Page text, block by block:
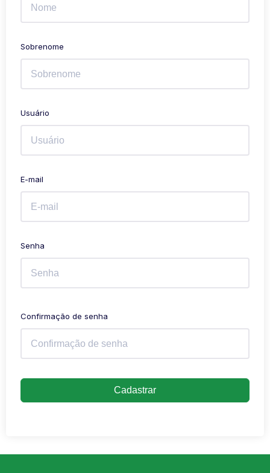
Sobrenome
Usuário
E-mail
Senha
Confirmação de senha
Cadastrar